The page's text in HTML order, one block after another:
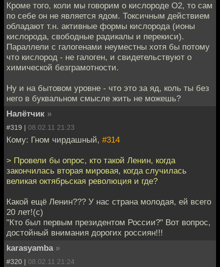
Кроме того, коли мы говорим о кислороде О2, то сам
по себе он не является ядом. Токсичным действием
обладают т.н. активные формы кислорода (ионы
кислорода, свободные радикалы и перекиси).
Параллели с галогенами неуместны хотя бы потому
что кислород - не галоген, и свидетельствуют о
химической безграмотности.
Ну и на бытовом уровне - что это за яд, коль ты без
него в буквальном смысле жить не можешь?
Налётчик »
#319 | 08.02.11 21:23
Кому: Гном чирдашный, #314
> Провели бы опрос, кто такой Ленин, когда
закончилась вторая мировая, когда случилась
великая октябрьская революция и где?
Какой ещё Ленин??? У нас страна молодая, ей всего
20 лет!(с)
"Кто был первым президентом России?" Вот вопрос,
достойный внимания дорогих россиян!!!
karasyamba »
#320 | 08.02.11 21:24